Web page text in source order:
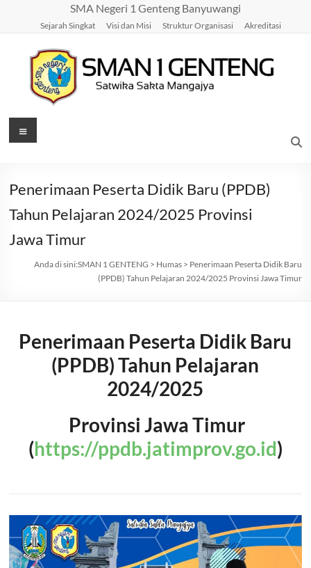
SMA Negeri 1 Genteng Banyuwangi
Sejarah Singkat Visi dan Misi Struktur Organisasi Akreditasi
SMAN
GENTENG
Sakta
Mangajya
Menu
Penerimaan Peserta Didik Baru (PPDB)
Tahun Pelajaran 2024/2025 Provinsi
Jawa Timur
Anda di sini:SMAN 1 GENTENG > Humas> Penerimaan Peserta Didik Baru
(PPDB) Tahun Pelajaran 2024/2025 Provinsi Jawa Timur
Penerimaan Peserta Didik Baru
(PPDB) Tahun Pelajaran
2024/2025
Provinsi Jawa Timur
(https://ppdb.jatimprov.go.id)